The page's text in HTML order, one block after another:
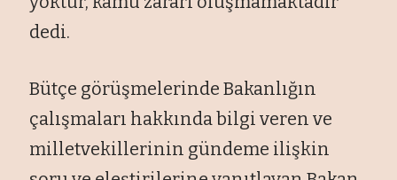
dedi.
Bütçe görüşmelerinde Bakanlığın
çalışmaları hakkında bilgi veren ve
milletvekillerinin gündeme ilişkin